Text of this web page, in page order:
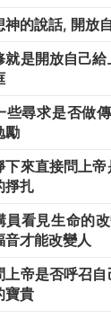
神的說話, 開放
就是開放自己
些尋求是否做
勵
下來直接問上
掙扎
員看見生命的
音才能改變人
上帝是否呼召
寶貴